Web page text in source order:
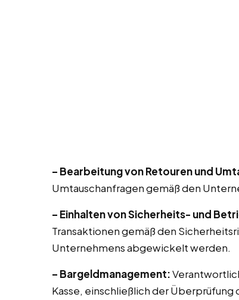
– Bearbeitung von Retouren und
Umtauschanfragen gemäß den
– Einhalten von Sicherheits- und
Transaktionen gemäß den
Unternehmens abgewickelt werden.
– Bargeldmanagement:
Kasse, einschließlich der